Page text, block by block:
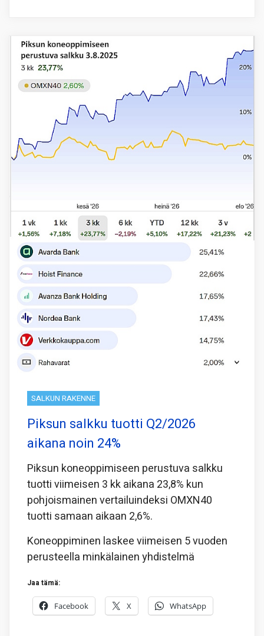
SALKUN RAKENNE
Piksun salkku tuotti Q2/2026
aikana noin 24%
Piksun koneoppimiseen perustuva salkku
tuotti viimeisen 3 kk aikana 23,8% kun
pohjoismainen vertailuindeksi OMXN40
tuotti samaan aikaan 2,6%.
Koneoppiminen laskee viimeisen 5 vuoden
perusteella minkälainen yhdistelmä
Jaa tämä:
Facebook X WhatsApp